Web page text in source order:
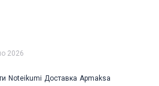
2026
Noteikumi Доставка Apmaksa